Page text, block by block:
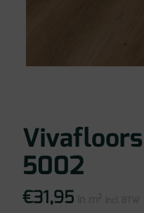
5002
€31,95